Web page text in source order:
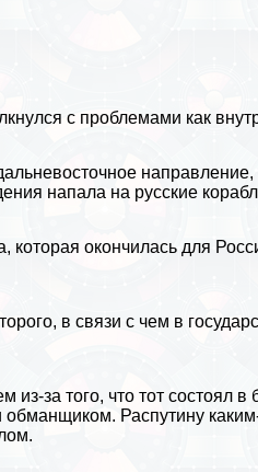
с проблемами как
напала на русские
, которая окончилась для
в связи с чем в
за того, что тот состоял в
Распутину